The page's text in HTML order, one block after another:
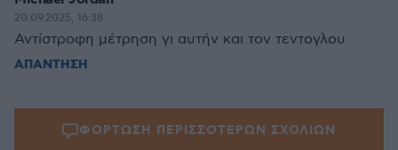
20.09.2025, 16:38
Αντίστροφη μέτρηση γι αυτήν και τον τεντογλου
ΑΠΑΝΤΗΣΗ
ΦΟΡΤΩΣΗ ΠΕΡΙΣΣΟΤΕΡΩΝ ΣΧΟΛΙΩΝ